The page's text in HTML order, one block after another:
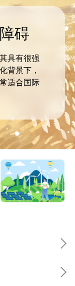
碍
具有很强
背景下，
适合国际